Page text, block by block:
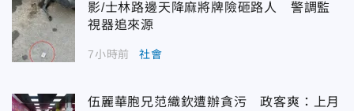
影/士林路邊天降麻將牌險砸路人 警調監
視器追來源
7小時前 社會
伍麗華胞兄范織欽遭辦貪污 政客爽：上月